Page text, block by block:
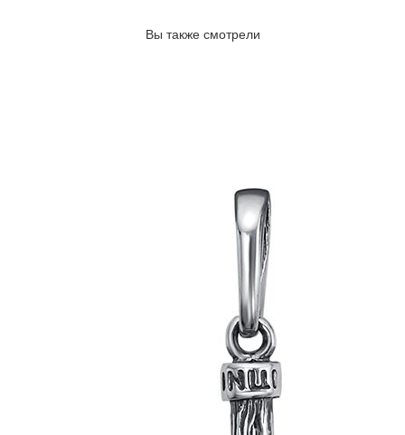
Вы также смотрели